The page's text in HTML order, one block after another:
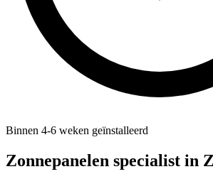
Binnen 4-6 weken geïnstalleerd
Zonnepanelen specialist in